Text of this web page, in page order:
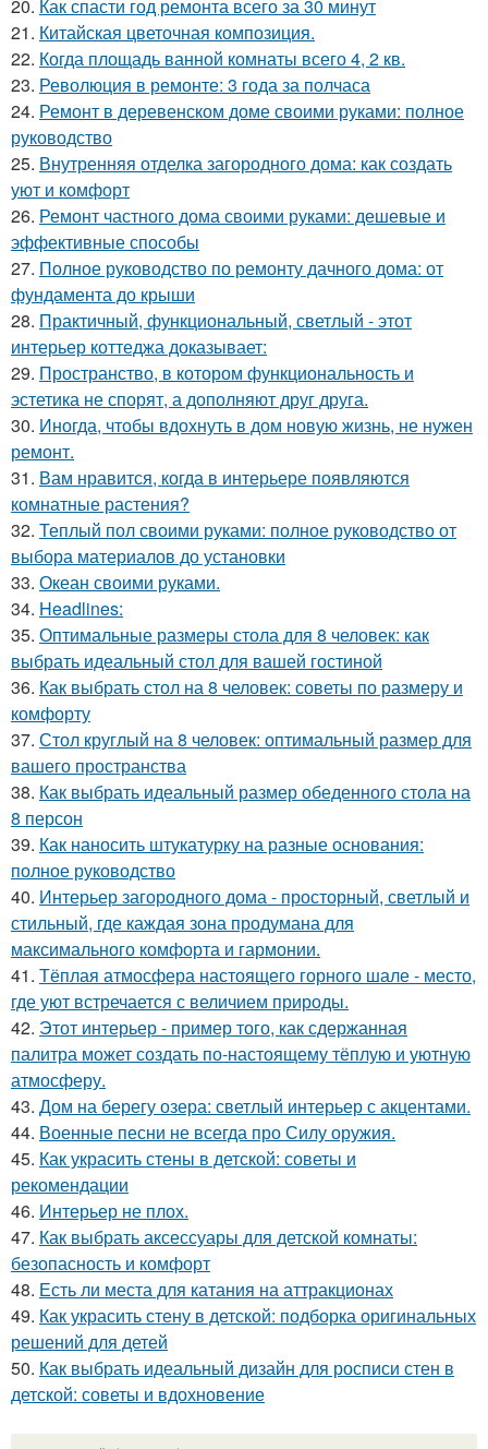
20. Как спасти год ремонта всего за 30 минут
21. Китайская цветочная композиция.
22. Когда площадь ванной комнаты всего 4, 2 кв.
23. Революция в ремонте: 3 года за полчаса
24. Ремонт в деревенском доме своими руками: полное
руководство
25. Внутренняя отделка загородного дома: как создать
уют и комфорт
26. Ремонт частного дома своими руками: дешевые и
эффективные способы
27. Полное руководство по ремонту дачного дома: от
фундамента до крыши
28. Практичный, функциональный, светлый - этот
интерьер коттеджа доказывает:
29. Пространство, в котором функциональность и
эстетика не спорят, а дополняют друг друга.
30. Иногда, чтобы вдохнуть в дом новую жизнь, не нужен
ремонт.
31. Вам нравится, когда в интерьере появляются
комнатные растения?
32. Теплый пол своими руками: полное руководство от
выбора материалов до установки
33. Океан своими руками.
34. Headlines:
35. Оптимальные размеры стола для 8 человек: как
выбрать идеальный стол для вашей гостиной
36. Как выбрать стол на 8 человек: советы по размеру и
комфорту
37. Стол круглый на 8 человек: оптимальный размер для
вашего пространства
38. Как выбрать идеальный размер обеденного стола на
8 персон
39. Как наносить штукатурку на разные основания:
полное руководство
40. Интерьер загородного дома - просторный, светлый и
стильный, где каждая зона продумана для
максимального комфорта и гармонии.
41. Тёплая атмосфера настоящего горного шале - место,
где уют встречается с величием природы.
42. Этот интерьер - пример того, как сдержанная
палитра может создать по-настоящему тёплую и уютную
атмосферу.
43. Дом на берегу озера: светлый интерьер с акцентами.
44. Военные песни не всегда про Силу оружия.
45. Как украсить стены в детской: советы и
рекомендации
46. Интерьер не плох.
47. Как выбрать аксессуары для детской комнаты:
безопасность и комфорт
48. Есть ли места для катания на аттракционах
49. Как украсить стену в детской: подборка оригинальных
решений для детей
50. Как выбрать идеальный дизайн для росписи стен в
детской: советы и вдохновение